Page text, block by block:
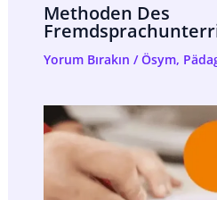
Methoden Des
Yorum Bırakın /Ösym,